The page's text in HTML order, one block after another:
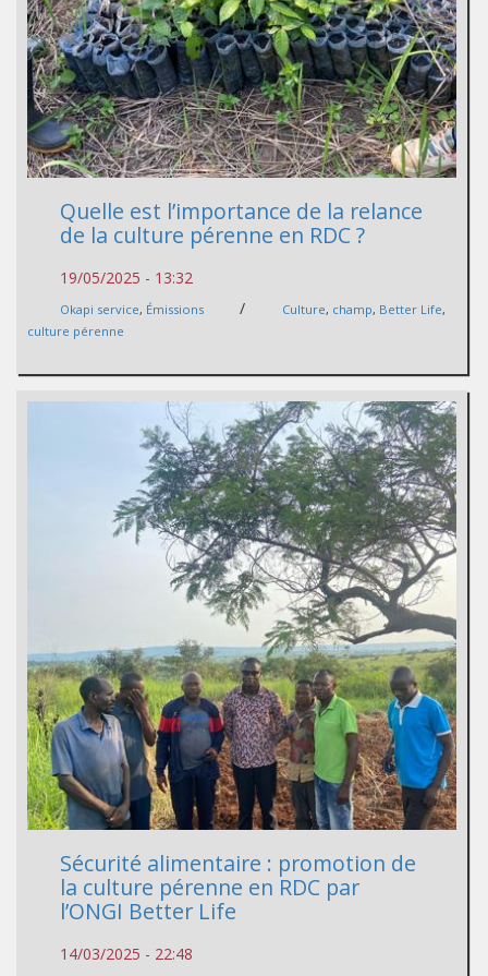
Quelle est l’importance de la relance
de la culture pérenne en RDC ?
19/05/2025 - 13:32
Okapi service, Émissions / Culture, champ, Better Life,
culture pérenne
Sécurité alimentaire : promotion de
la culture pérenne en RDC par
l’ONGI Better Life
14/03/2025 - 22:48